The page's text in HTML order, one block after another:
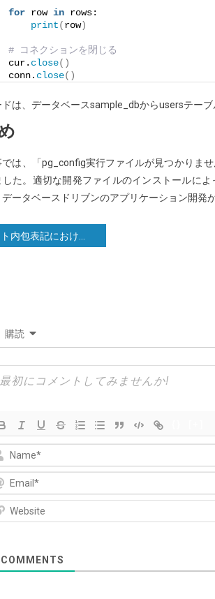
for row in rows:
print(row)
# コネクションを閉じる
cur. close()
conn. close()
ドは、データベースsample_dbからusersテー
では、「pg_config実行ファイルが見つかりま
た。適切な開発ファイルのインストールに
データベースドリブンのアプリケーション開発
内包表記におけるif/else
購読
COMMENTS